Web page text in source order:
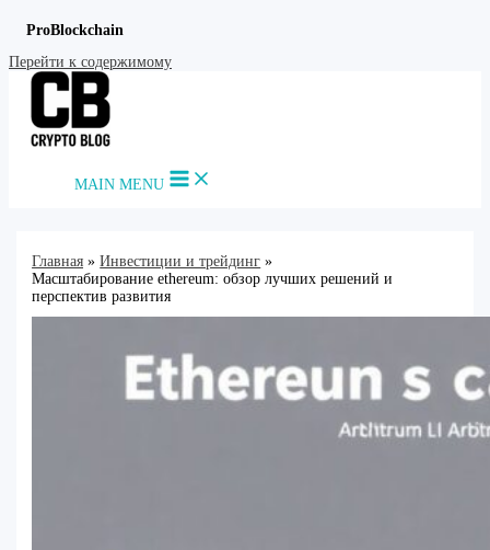
ProBlockchain
Перейти к содержимому
MAIN MENU
Главная
Инвестиции и трейдинг
Масштабирование ethereum: обзор лучших решений и
перспектив развития